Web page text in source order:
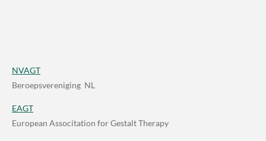
NVAGT
Beroepsvereniging NL
EAGT
European Associtation for Gestalt Therapy